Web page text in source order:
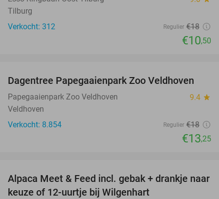
Tilburg
Verkocht: 312
Regulier €18
€10,50
26%
Dagentree Papegaaienpark Zoo Veldhoven
Papegaaienpark Zoo Veldhoven 9.4 star
Veldhoven
Verkocht: 8.854
Regulier €18
€13,25
43%
Alpaca Meet & Feed incl. gebak + drankje naar
keuze of 12-uurtje bij Wilgenhart